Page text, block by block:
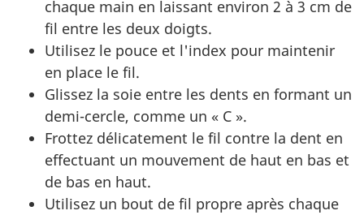
chaque main en laissant environ 2 à 3 cm de
fil entre les deux doigts.
Utilisez le pouce et l'index pour maintenir
en place le fil.
Glissez la soie entre les dents en formant un
demi-cercle, comme un « C ».
Frottez délicatement le fil contre la dent en
effectuant un mouvement de haut en bas et
de bas en haut.
Utilisez un bout de fil propre après chaque